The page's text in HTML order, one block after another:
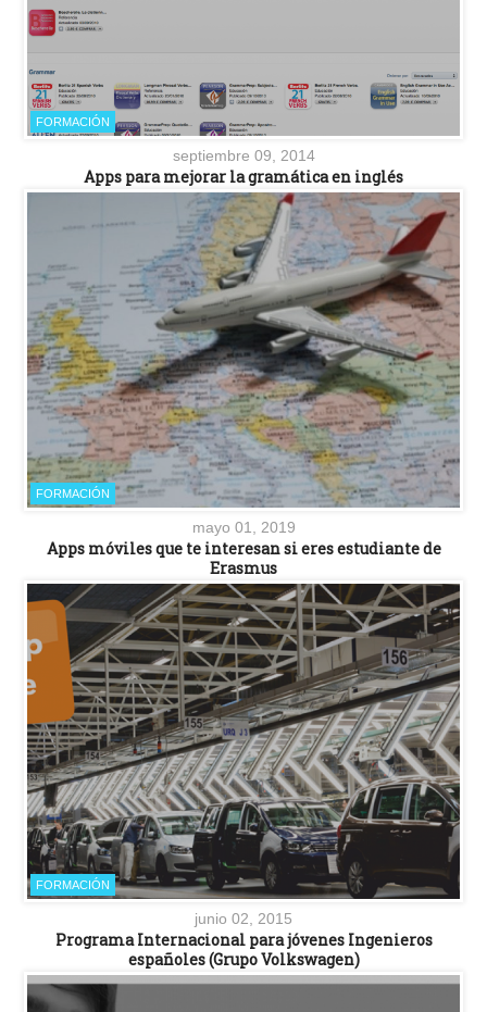
FORMACIÓN
septiembre 09, 2014
Apps para mejorar la gramática en inglés
FORMACIÓN
mayo 01, 2019
Apps móviles que te interesan si eres estudiante de
Erasmus
FORMACIÓN
junio 02, 2015
Programa Internacional para jóvenes Ingenieros
españoles (Grupo Volkswagen)